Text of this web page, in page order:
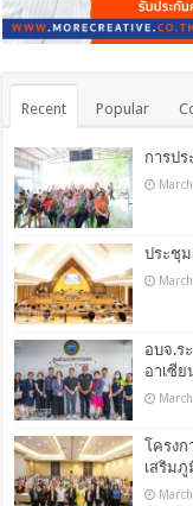
Recent Popular
การป
ประชุ
อบจ.ร
อาเซีย
โครง
เสริม